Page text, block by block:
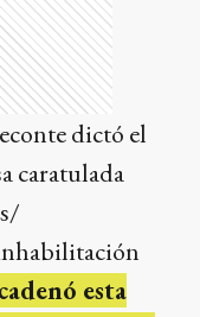
dictó el
caratulada
esta